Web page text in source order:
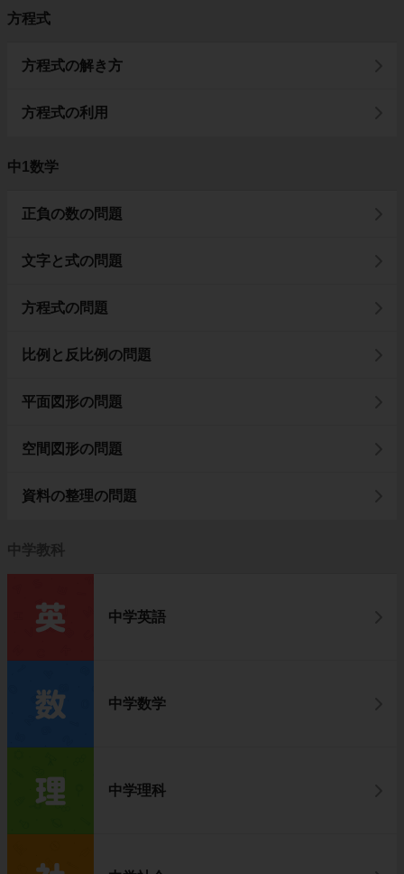
方程式
方程式の解き方
方程式の利用
中1数学
正負の数の問題
文字と式の問題
方程式の問題
比例と反比例の問題
平面図形の問題
空間図形の問題
資料の整理の問題
中学教科
中学英語
中学数学
中学理科